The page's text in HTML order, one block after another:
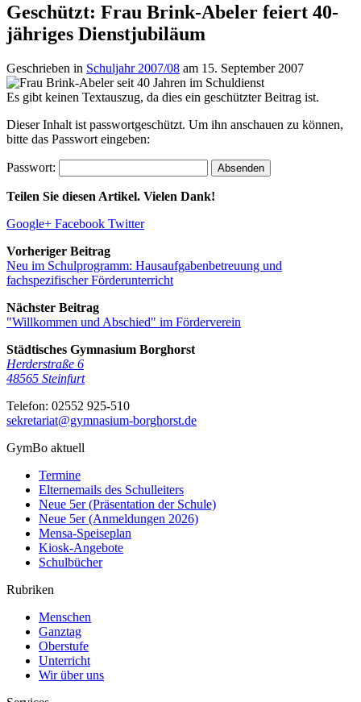
Geschützt: Frau Brink-Abeler feiert 40-
jähriges Dienstjubiläum
Geschrieben in Schuljahr 2007/08 am 15. September 2007
Es gibt keinen Textauszug, da dies ein geschützter Beitrag ist.
Dieser Inhalt ist passwortgeschützt. Um ihn anschauen zu können,
bitte das Passwort eingeben:
Passwort:
Teilen Sie diesen Artikel. Vielen Dank!
Google+ Facebook Twitter
Vorheriger Beitrag
Neu im Schulprogramm: Hausaufgabenbetreuung und
fachspezifischer Förderunterricht
Nächster Beitrag
"Willkommen und Abschied" im Förderverein
Städtisches Gymnasium Borghorst
Herderstraße 6
48565 Steinfurt
Telefon: 02552 925-510
sekretariat@gymnasium-borghorst.de
GymBo aktuell
Termine
Elternemails des Schulleiters
Neue 5er (Präsentation der Schule)
Neue 5er (Anmeldungen 2026)
Mensa-Speiseplan
Kiosk-Angebote
Schulbücher
Rubriken
Menschen
Ganztag
Oberstufe
Unterricht
Wir über uns